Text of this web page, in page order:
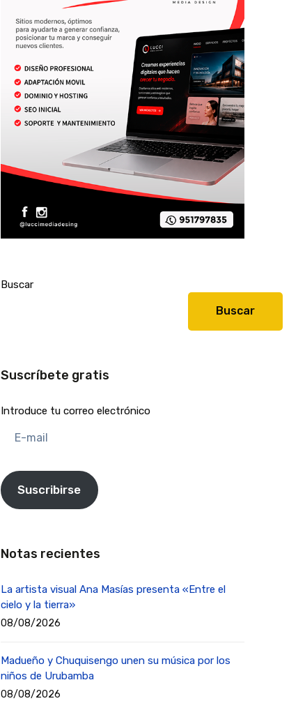
Buscar
Buscar
Suscríbete gratis
Introduce tu correo electrónico
mail
Suscribirse
Notas recientes
La artista visual Ana Masías presenta «Entre el
cielo y la tierra»
08/08/2026
Madueño y Chuquisengo unen su música por los
niños de Urubamba
08/08/2026